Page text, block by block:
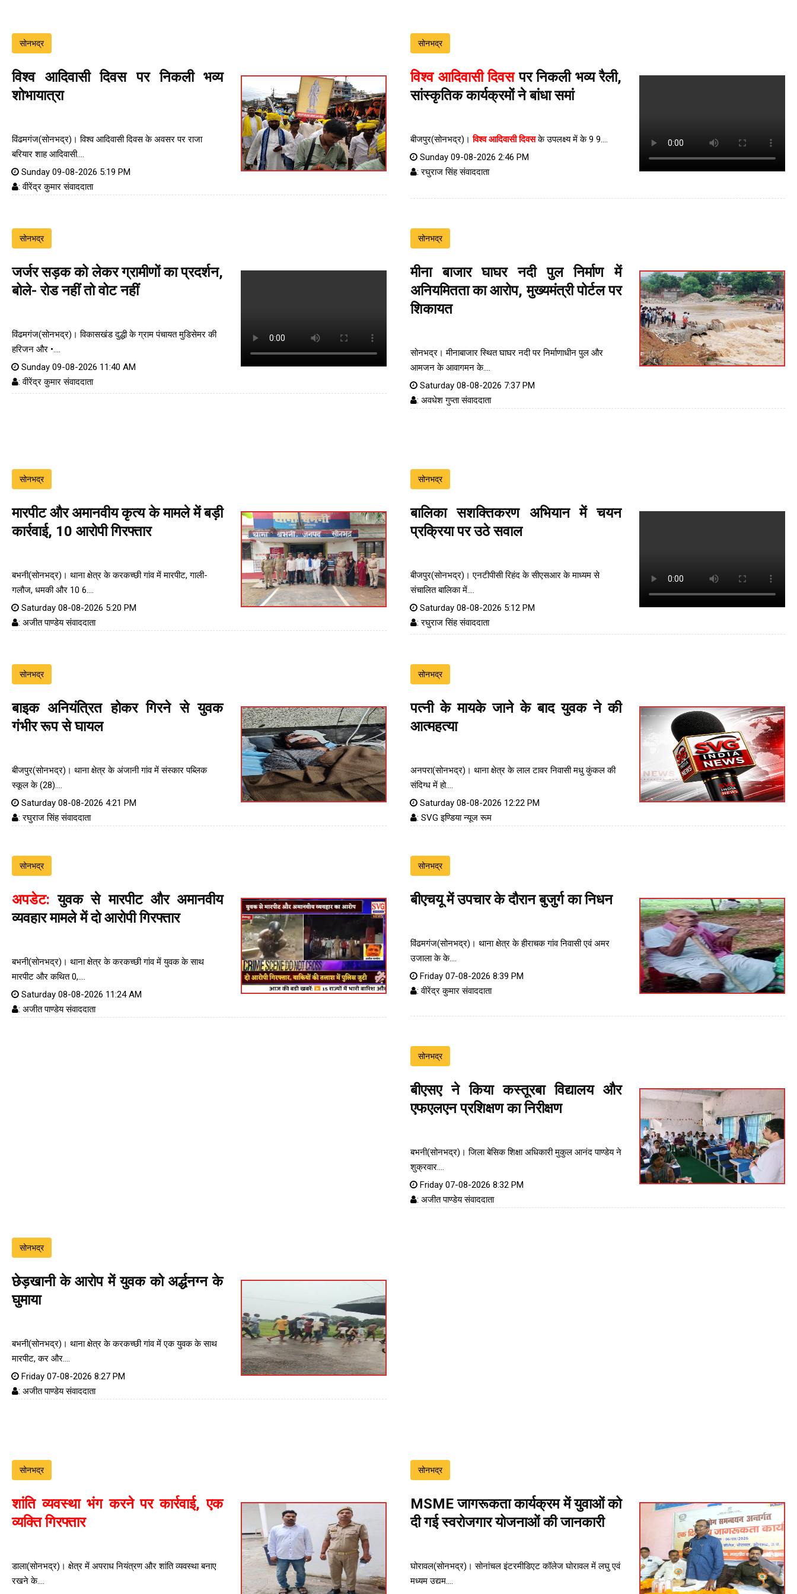
सोनभद्र
विश्व आदिवासी दिवस पर निकली भव्य
शोभायात्रा
विंढमगंज(सोनभद्र)। विश्व आदिवासी दिवस के अवसर पर राजा
बरियार शाह आदिवासी....
Sunday 09-08-2026 5:19 PM
: वीरेंद्र कुमार संवाददाता
सोनभद्र
विश्व आदिवासी दिवसपर निकली भव्य रैली,
सांस्कृतिक कार्यक्रमों ने बांधा समां
बीजपुर(सोनभद्र)।विश्व आदिवासी दिवसके उपलक्ष्य में के 9 9....
Sunday 09-08-2026 2:46 PM
: रघुराज सिंह संवाददाता
सोनभद्र
जर्जर सड़क को लेकर ग्रामीणों का प्रदर्शन,
बोले- रोड नहीं तो वोट नहीं
विंढमगंज(सोनभद्र)। विकासखंड दुद्धी के ग्राम पंचायत मुडिसेमर की
हरिजन और •....
Sunday 09-08-2026 11:40 AM
: वीरेंद्र कुमार संवाददाता
सोनभद्र
मीना बाजार घाघर नदी पुल निर्माण में
अनियमितता का आरोप, मुख्यमंत्री पोर्टल पर
शिकायत
सोनभद्र। मीनाबाजार स्थित घाघर नदी पर निर्माणाधीन पुल और
आमजन के आवागमन के....
Saturday 08-08-2026 7:37 PM
: अवधेश गुप्ता संवाददाता
सोनभद्र
मारपीट और अमानवीय कृत्य के मामले में बड़ी
कार्रवाई, 10 आरोपी गिरफ्तार
बभनी(सोनभद्र)। थाना क्षेत्र के करकच्छी गांव में मारपीट, गाली-
गलौज, धमकी और 10 6....
Saturday 08-08-2026 5:20 PM
: अजीत पाण्डेय संवाददाता
सोनभद्र
बालिका सशक्तिकरण अभियान में चयन
प्रक्रिया पर उठे सवाल
बीजपुर(सोनभद्र)। एनटीपीसी रिहंद के सीएसआर के माध्यम से
संचालित बालिका में....
Saturday 08-08-2026 5:12 PM
: रघुराज सिंह संवाददाता
सोनभद्र
बाइक अनियंत्रित होकर गिरने से युवक
गंभीर रूप से घायल
बीजपुर(सोनभद्र)। थाना क्षेत्र के अंजानी गांव में संस्कार पब्लिक
स्कूल के (28)....
Saturday 08-08-2026 4:21 PM
: रघुराज सिंह संवाददाता
सोनभद्र
पत्नी के मायके जाने के बाद युवक ने की
आत्महत्या
अनपरा(सोनभद्र)। थाना क्षेत्र के लाल टावर निवासी मधु कुंकल की
संदिग्ध में हो....
Saturday 08-08-2026 12:22 PM
: SVG इण्डिया न्यूज रूम
सोनभद्र
अपडेट: युवक से मारपीट और अमानवीय
व्यवहार मामले में दो आरोपी गिरफ्तार
बभनी(सोनभद्र)। थाना क्षेत्र के करकच्छी गांव में युवक के साथ
मारपीट और कथित 0,....
Saturday 08-08-2026 11:24 AM
: अजीत पाण्डेय संवाददाता
सोनभद्र
बीएचयू में उपचार के दौरान बुजुर्ग का निधन
विंढमगंज(सोनभद्र)। थाना क्षेत्र के हीराचक गांव निवासी एवं अमर
उजाला के के....
Friday 07-08-2026 8:39 PM
: वीरेंद्र कुमार संवाददाता
सोनभद्र
बीएसए ने किया कस्तूरबा विद्यालय और
एफएलएन प्रशिक्षण का निरीक्षण
बभनी(सोनभद्र)। जिला बेसिक शिक्षा अधिकारी मुकुल आनंद पाण्डेय ने
शुक्रवार....
Friday 07-08-2026 8:32 PM
: अजीत पाण्डेय संवाददाता
सोनभद्र
छेड़खानी के आरोप में युवक को अर्द्धनग्न के
घुमाया
बभनी(सोनभद्र)। थाना क्षेत्र के करकच्छी गांव में एक युवक के साथ
मारपीट, कर और....
Friday 07-08-2026 8:27 PM
: अजीत पाण्डेय संवाददाता
सोनभद्र
शांति व्यवस्था भंग करने पर कार्रवाई, एक
व्यक्ति गिरफ्तार
डाला(सोनभद्र)। क्षेत्र में अपराध नियंत्रण और शांति व्यवस्था बनाए
रखने के....
सोनभद्र
MSME जागरूकता कार्यक्रम में युवाओं को
दी गई स्वरोजगार योजनाओं की जानकारी
घोरावल(सोनभद्र)। सोनांचल इंटरमीडिएट कॉलेज घोरावल में लघु एवं
मध्यम उद्यम....